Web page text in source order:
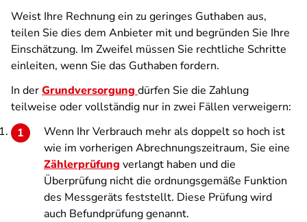
Weist Ihre Rechnung ein zu geringes Guthaben aus,
teilen Sie dies dem Anbieter mit und begründen Sie Ihre
Einschätzung. Im Zweifel müssen Sie rechtliche Schritte
einleiten, wenn Sie das Guthaben fordern.
In derGrundversorgung dürfen Sie die Zahlung
teilweise oder vollständig nur in zwei Fällen verweigern:
Wenn Ihr Verbrauch mehr als doppelt so hoch ist
wie im vorherigen Abrechnungszeitraum, Sie eine
Zählerprüfung verlangt haben und die
Überprüfung nicht die ordnungsgemäße Funktion
des Messgeräts feststellt. Diese Prüfung wird
auch Befundprüfung genannt.